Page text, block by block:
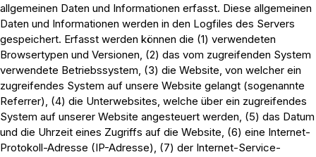
allgemeinen Daten und Informationen erfasst. Diese allgemeinen
Daten und Informationen werden in den Logfiles des Servers
gespeichert. Erfasst werden können die (1) verwendeten
Browsertypen und Versionen, (2) das vom zugreifenden System
verwendete Betriebssystem, (3) die Website, von welcher ein
zugreifendes System auf unsere Website gelangt (sogenannte
Referrer), (4) die Unterwebsites, welche über ein zugreifendes
System auf unserer Website angesteuert werden, (5) das Datum
und die Uhrzeit eines Zugriffs auf die Website, (6) eine Internet-
Protokoll-Adresse (IP-Adresse), (7) der Internet-Service-